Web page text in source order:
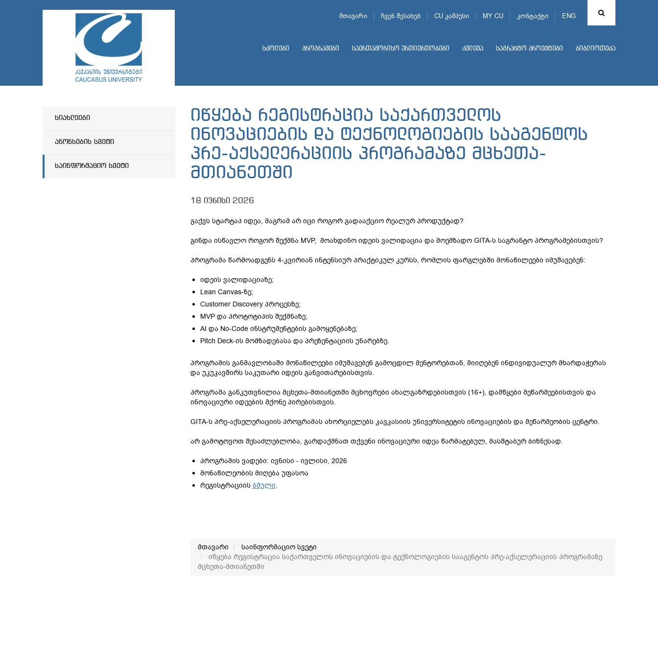
ENG
მთავარი ჩვენ შესახებ CU კამპუსი MY CU კონტაქტი
სკოლები პროგრამები საერთაშორისო ურთიერთობები კვლევა საგრანტო პროექტები ბიბლიოთეკა
სიახლეები
ანონსების სვეტი
საინფორმაციო სვეტი
იწყება რეგისტრაცია საქართველოს
ინოვაციების და ტექნოლოგიების სააგენტოს
პრე-აქსელერაციის პროგრამაზე მცხეთა-
მთიანეთში
18 ივნისი 2026
გაქვს სტარტაპ იდეა, მაგრამ არ იცი როგორ გადააქციო რეალურ პროდუქტად?
გინდა ისწავლო როგორ შექმნა MVP, მოახდინო იდეის ვალიდაცია და მოემზადო GITA-ს საგრანტო პროგრამებისთვის?
პროგრამა წარმოადგენს 4-კვირიან ინტენსიურ პრაქტიკულ კურსს, რომლის ფარგლებში მონაწილეები იმუშავებენ:
იდეის ვალიდაციაზე;
Lean Canvas-ზე;
Customer Discovery პროცესზე;
MVP და პროტოტიპის შექმნაზე;
AI და No-Code ინსტრუმენტების გამოყენებაზე;
Pitch Deck-ის მომზადებასა და პრეზენტაციის უნარებზე.
პროგრამის განმავლობაში მონაწილეები იმუშავებენ გამოცდილ მენტორებთან, მიიღებენ ინდივიდუალურ მხარდაჭერას
და უკუკავშირს საკუთარი იდეის განვითარებისთვის.
პროგრამა განკუთვნილია მცხეთა-მთიანეთში მცხოვრები ახალგაზრდებისთვის (16+), დამწყები მეწარმეებისთვის და
ინოვაციური იდეების მქონე პირებისთვის.
GITA-ს პრე-აქსელერაციის პროგრამას ახორციელებს კავკასიის უნივერსიტეტის ინოვაციების და მეწარმეობის ცენტრი.
არ გამოტოვოთ შესაძლებლობა, გარდაქმნათ თქვენი ინოვაციური იდეა წარმატებულ, მასშტაბურ ბიზნესად.
პროგრამის ვადები: ივნისი - ივლისი, 2026
მონაწილეობის მიღება უფასოა
რეგისტრაციის ბმული.
მთავარი
საინფორმაციო სვეტი
იწყება რეგისტრაცია საქართველოს ინოვაციების და ტექნოლოგიების სააგენტოს პრე-აქსელერაციის პროგრამაზე
მცხეთა-მთიანეთში